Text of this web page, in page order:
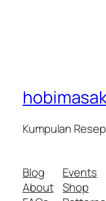
Kumpulan
Blog
About
Events
Shop